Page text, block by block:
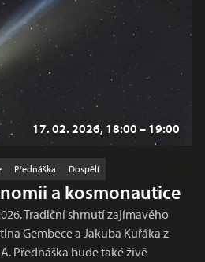
17. 02. 2026, 18:00 – 19:00
Přednáška Dospělí
a kosmonautice
Tradiční shrnutí zajímavého
Gembece a Jakuba Kuřáka z
Přednáška bude také živě